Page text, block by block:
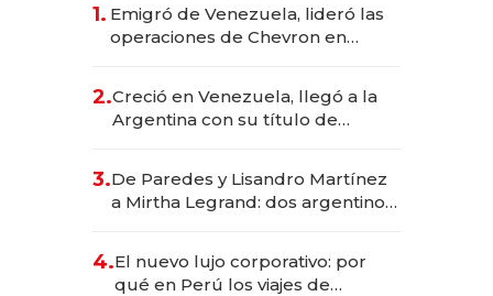
1. Emigró de Venezuela, lideró las
operaciones de Chevron en
2.Creció en Venezuela, llegó a la
Argentina con su título de
las marcas "fast premium"
3.De Paredes y Lisandro Martínez
a Mirtha Legrand: dos argentinos
4.El nuevo lujo corporativo: por
qué en Perú los viajes de